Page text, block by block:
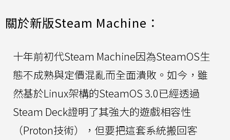
關於新版Steam Machine：
十年前初代Steam Machine因為SteamOS生
態不成熟與定價混亂而全面潰敗。如今，雖
然基於Linux架構的SteamOS 3.0已經透過
Steam Deck證明了其強大的遊戲相容性
（Proton技術），但要把這套系統搬回客